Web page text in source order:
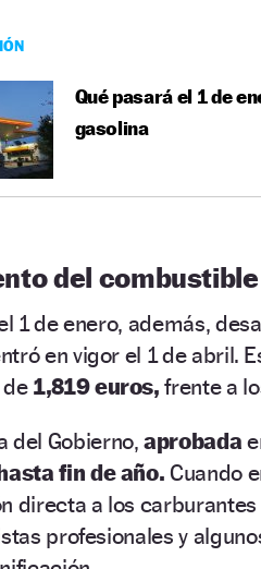
Qué pasará el 1 de
gasolina
del combustible
1 de enero, además,
en vigor el 1 de abril.
1,819 euros, frente a
del Gobierno,aprobada
fin de año. Cuando
directa a los
profesionales y